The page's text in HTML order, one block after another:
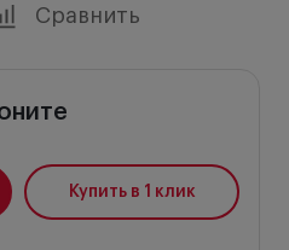
Сравнить
Купить в 1 клик